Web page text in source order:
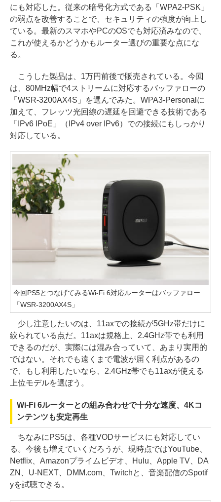
にも対応した。従来の暗号化方式である「WPA2-PSK」
の弱点を改善することで、セキュリティの強度が向上し
ている。最新のスマホやPCのOSでも対応済みなので、
これが使えるかどうかもルーター選びの重要な点にな
る。
こうした製品は、1万円前後で販売されている。今回
は、80MHz幅で4ストリームに対応するバッファローの
「WSR-3200AX4S」を選んでみた。WPA3-Personalに
加えて、フレッツ光回線の遅延を回避できる技術である
「IPv6 IPoE」（IPv4 over IPv6）での接続にもしっかり
対応している。
今回PS5とつなげてみるWi-Fi 6対応ルーターはバッファロー
「WSR-3200AX4S」
少し注意したいのは、11axでの接続が5GHz帯だけに
絞られている点だ。11axは規格上、2.4GHz帯でも利用
できるのだが、実際には混み合っていて、あまり実用的
ではない。それでも遠くまで電波が届く利点があるの
で、もし利用したいなら、2.4GHz帯でも11axが使える
上位モデルを選ぼう。
Wi-Fi 6ルーターとの組み合わせで十分な速度、4Kコ
ンテンツも安定再生
ちなみにPS5は、各種VODサービスにも対応してい
る。今後も増えていくだろうが、現時点ではYouTube、
Netflix、Amazonプライムビデオ、Hulu、Apple TV、DA
ZN、U-NEXT、DMM.com、Twitchと、音楽配信のSpotif
yを試聴できる。